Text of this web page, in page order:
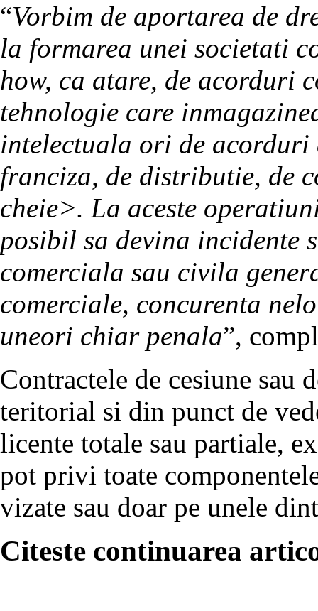
“Vorbim de aportarea de
la formarea unei societati
how, ca atare, de acorduri
tehnologie care
intelectuala ori de acorduri
franciza, de distributie, de
cheie>. La aceste
posibil sa devina incidente
comerciala sau civila
comerciale, concurenta
uneori chiar penala”,
Contractele de cesiune
teritorial si din punct de
licente totale sau partiale,
pot privi toate
vizate sau doar pe unele
Citeste continuarea